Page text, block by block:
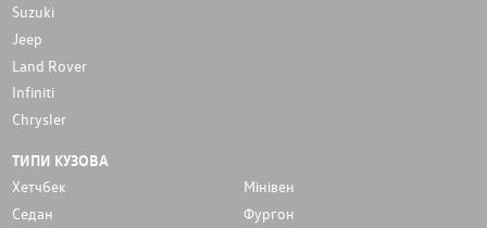
Suzuki
Jeep
Land Rover
Infiniti
Chrysler
ТИПИ КУЗОВА
Хетчбек
Мінівен
Седан
Фургон